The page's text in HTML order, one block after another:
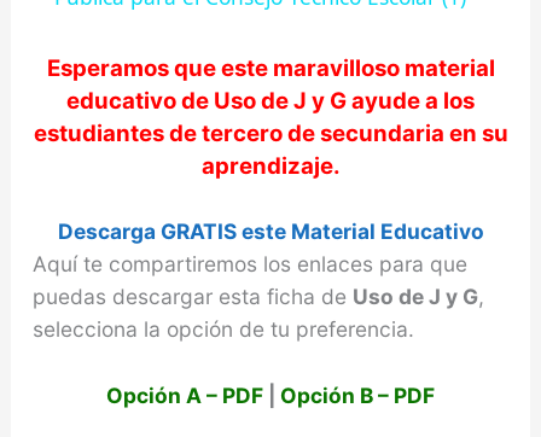
y
V
i
d
Esperamos que este maravilloso material
educativo de Uso de J y Gayude a los
estudiantes de tercero de secundaria en su
aprendizaje.
Descarga GRATIS este Material Educativo
Aquí te compartiremos los enlaces para que
puedas descargar esta ficha de Uso de J y G,
selecciona la opción de tu preferencia.
Opción A – PDF Opción B – PDF